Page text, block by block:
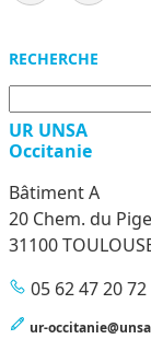
RECHERCHE
UR UNSA
Occitanie
Bâtiment A
20 Chem. du
31100
05 62 47 20 72
ur-